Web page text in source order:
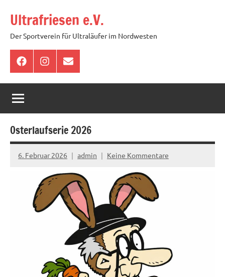
Inhalt
springen
Ultrafriesen e.V.
Der Sportverein für Ultraläufer im Nordwesten
FacebookInstagram
E-
Mail
Osterlaufserie 2026
6. Februar 2026 admin Keine Kommentare